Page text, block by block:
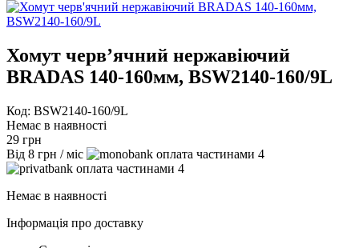
Хомут черв’ячний нержавіючий
BRADAS 140-160мм, BSW2140-160/9L
Код: BSW2140-160/9L
Немає в наявності
29 грн
Від 8 грн / міс
4
4
Немає в наявності
Інформація про доставку